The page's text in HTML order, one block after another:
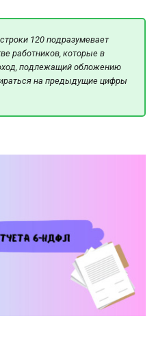
120 подразумевает
работников, которые в
подлежащий обложению
на предыдущие цифры